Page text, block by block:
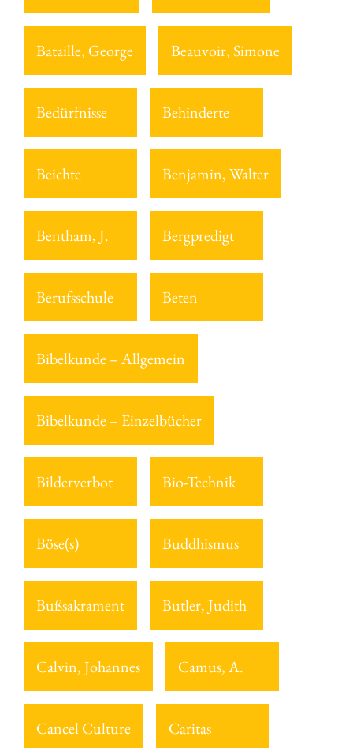
Bataille, George Beauvoir, Simone
Bedürfnisse Behinderte
Beichte Benjamin, Walter
Bentham, J. Bergpredigt
Berufsschule Beten
Bibelkunde – Allgemein
Bibelkunde – Einzelbücher
Bilderverbot Bio-Technik
Böse(s) Buddhismus
Bußsakrament Butler, Judith
Calvin, Johannes Camus, A.
Cancel Culture Caritas